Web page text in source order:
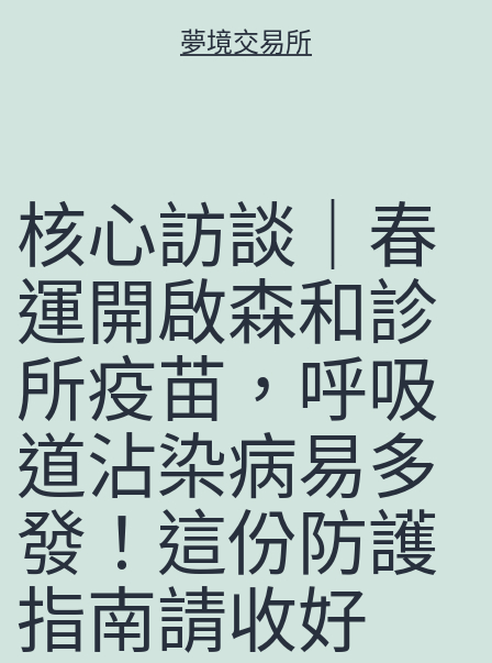
夢境交易所
核心訪談｜春
運開啟森和診
所疫苗，呼吸
道沾染病易多
發！這份防護
指南請收好